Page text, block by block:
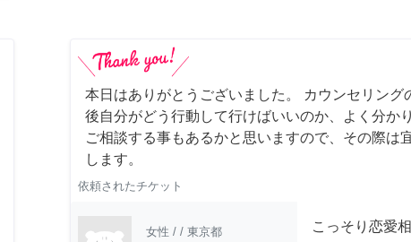
本日はありがとうございました。 カウンセリング
後自分がどう行動して行けばいいのか、よく分か
ご相談する事もあるかと思いますので、その際は
します。
依頼されたチケット
女性 / / 東京都 こっそり恋愛